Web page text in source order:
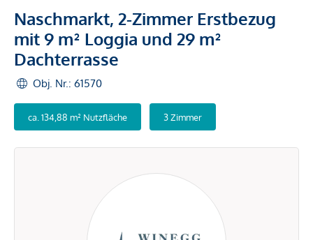
Naschmarkt, 2-Zimmer Erstbezug
mit 9 m² Loggia und 29 m²
Dachterrasse
Obj. Nr.: 61570
ca. 134,88 m² Nutzfläche 3 Zimmer